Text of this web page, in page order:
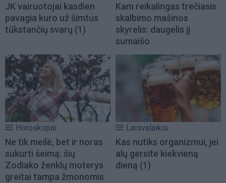
JK vairuotojai kasdien
pavagia kuro už šimtus
tūkstančių svarų (1)
Kam reikalingas trečiasis
skalbimo mašinos
skyrelis: daugelis jį
sumaišo
Horoskopai
Ne tik meilė, bet ir noras
sukurti šeimą: šių
Zodiako ženklų moterys
greitai tampa žmonomis
Laisvalaikis
Kas nutiks organizmui, jei
alų gersite kiekvieną
dieną (1)